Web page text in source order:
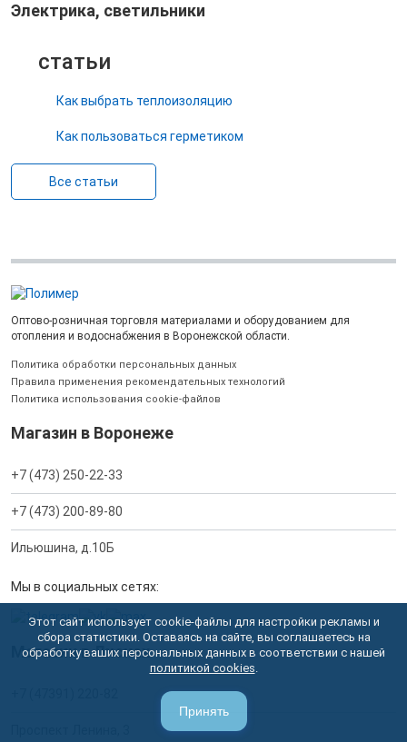
Электрика, светильники
статьи
Как выбрать теплоизоляцию
Как пользоваться герметиком
Все статьи
Оптово-розничная торговля материалами и оборудованием для
отопления и водоснабжения в Воронежской области.
Политика обработки персональных данных
Правила применения рекомендательных технологий
Политика использования cookie-файлов
Магазин в Воронеже
+7 (473) 250-22-33
+7 (473) 200-89-80
Ильюшина, д.10Б
Мы в социальных сетях:
Магазин в Лисках
Этот сайт использует cookie-файлы для настройки рекламы и
сбора статистики. Оставаясь на сайте, вы соглашаетесь на
обработку ваших персональных данных в соответствии с нашей
политикой cookies.
Принять